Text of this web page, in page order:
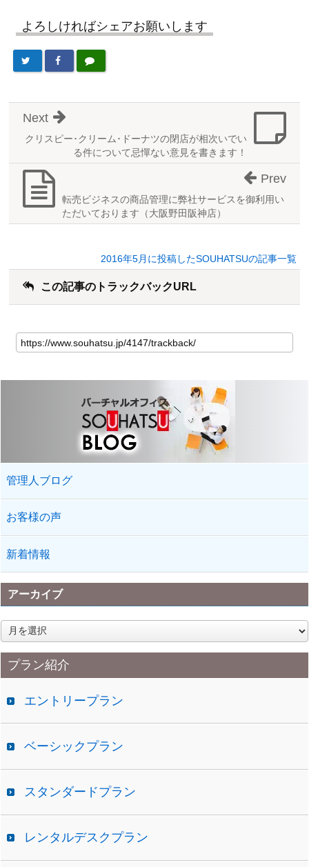
よろしければシェアお願いします
クリスピー･クリーム･ドーナツの閉店が相次いでい
る件について忌憚ない意見を書きます！
Next
転売ビジネスの商品管理に弊社サービスを御利用い
ただいております（大阪野田阪神店）
Prev
2016年5月に投稿したSOUHATSUの記事一覧
この記事のトラックバックURL
管理人ブログ
お客様の声
新着情報
アーカイブ
ア
ー
カ
イプラン紹介
エントリープラン
ベーシックプラン
スタンダードプラン
レンタルデスクプラン